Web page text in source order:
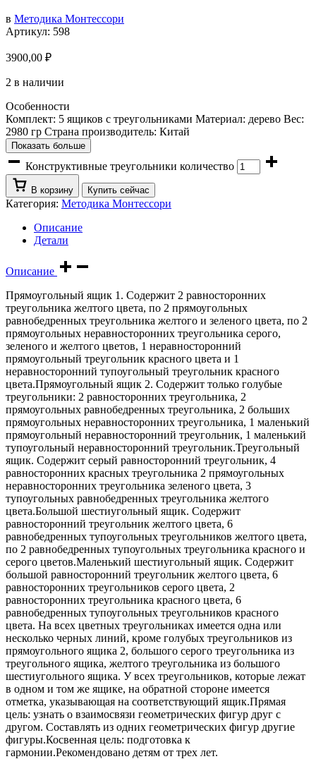
в Методика Монтессори
Артикул: 598
3900,00 ₽
2 в наличии
Особенности
Комплект: 5 ящиков с треугольниками Материал: дерево Вес:
2980 гр Страна производитель: Китай
Показать больше
Конструктивные треугольники количество
В корзину Купить сейчас
Категория: Методика Монтессори
Описание
Детали
Описание
Прямоугольный ящик 1. Содержит 2 равносторонних
треугольника желтого цвета, по 2 прямоугольных
равнобедренных треугольника желтого и зеленого цвета, по 2
прямоугольных неравносторонних треугольника серого,
зеленого и желтого цветов, 1 неравносторонний
прямоугольный треугольник красного цвета и 1
неравносторонний тупоугольный треугольник красного
цвета.Прямоугольный ящик 2. Содержит только голубые
треугольники: 2 равносторонних треугольника, 2
прямоугольных равнобедренных треугольника, 2 больших
прямоугольных неравносторонних треугольника, 1 маленький
прямоугольный неравносторонний треугольник, 1 маленький
тупоугольный неравносторонний треугольник.Треугольный
ящик. Содержит серый равносторонний треугольник, 4
равносторонних красных треугольника 2 прямоугольных
неравносторонних треугольника зеленого цвета, 3
тупоугольных равнобедренных треугольника желтого
цвета.Большой шестиугольный ящик. Содержит
равносторонний треугольник желтого цвета, 6
равнобедренных тупоугольных треугольников желтого цвета,
по 2 равнобедренных тупоугольных треугольника красного и
серого цветов.Маленький шестиугольный ящик. Содержит
большой равносторонний треугольник желтого цвета, 6
равносторонних треугольников серого цвета, 2
равносторонних треугольника красного цвета, 6
равнобедренных тупоугольных треугольников красного
цвета. На всех цветных треугольниках имеется одна или
несколько черных линий, кроме голубых треугольников из
прямоугольного ящика 2, большого серого треугольника из
треугольного ящика, желтого треугольника из большого
шестиугольного ящика. У всех треугольников, которые лежат
в одном и том же ящике, на обратной стороне имеется
отметка, указывающая на соответствующий ящик.Прямая
цель: узнать о взаимосвязи геометрических фигур друг с
другом. Составлять из одних геометрических фигур другие
фигуры.Косвенная цель: подготовка к
гармонии.Рекомендовано детям от трех лет.